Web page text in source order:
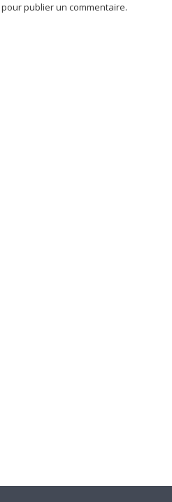
pour publier un commentaire.